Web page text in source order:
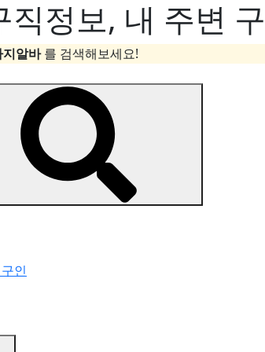
정보, 내 주변
지알바를 검색해보세요!
인